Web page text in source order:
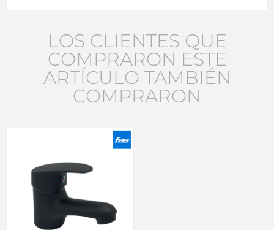
LOS CLIENTES QUE
COMPRARON ESTE
ARTÍCULO TAMBIÉN
COMPRARON